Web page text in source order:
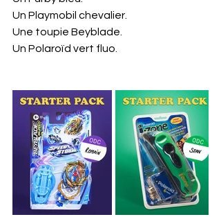
Un Playmobil chevalier.
Une toupie Beyblade.
Un Polaroïd vert fluo.